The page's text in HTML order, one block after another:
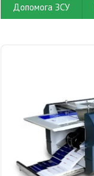
Допомога ЗСУ